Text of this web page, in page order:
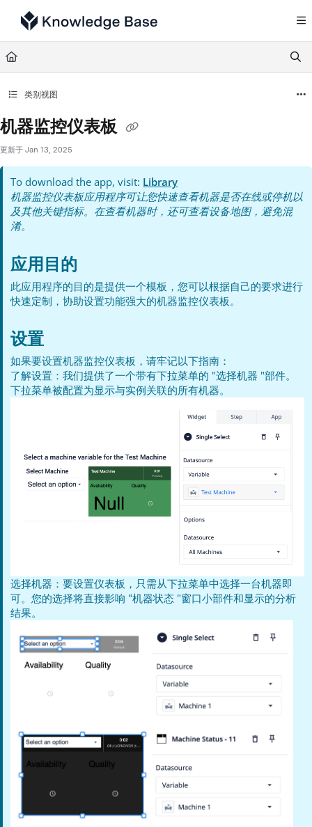
Documentation Index
Fetch the complete documentation index at:
Use this file to discover all available pages before exploring further.
类别视图
机器监控仪表板
更新于 Jan 13, 2025
To download the app, visit: Library
机器监控仪表板应用程序可让您快速查看机器是否在线或停机以
及其他关键指标。在查看机器时，还可查看设备地图，避免混
淆。
应用目的
此应用程序的目的是提供一个模板，您可以根据自己的要求进行
快速定制，协助设置功能强大的机器监控仪表板。
设置
如果要设置机器监控仪表板，请牢记以下指南：
了解设置：我们提供了一个带有下拉菜单的 "选择机器 "部件。
下拉菜单被配置为显示与实例关联的所有机器。
选择机器：要设置仪表板，只需从下拉菜单中选择一台机器即
可。您的选择将直接影响 "机器状态 "窗口小部件和显示的分析
结果。